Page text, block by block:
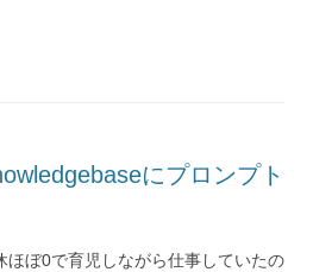
にプロンプト
ほぼ0で育児しながら仕事していたの